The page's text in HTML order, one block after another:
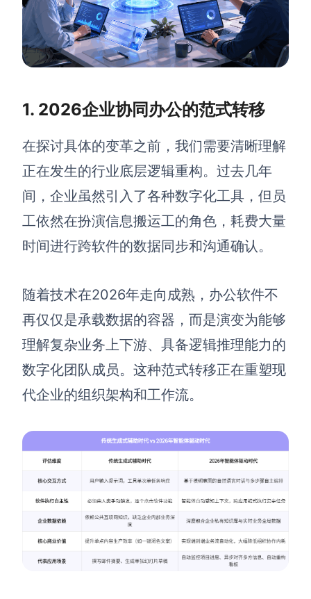
涂鸦画板
敏捷实践
客户旅程图
路线图
ER图
数据流图
情绪板
查看所有场景
AI创作
AI生成思维导图
AI生成用户旅程图
AI生成组织结构图
战略与流程设计
AI生成SWOT分析
AI生成PEST分析
AI生成平衡计分卡
AI生成时间管理四象限
AI生成胜任力模型
1. 2026企业协同办公的范式转移
在探讨具体的变革之前，我们需要清晰理解
正在发生的行业底层逻辑重构。过去几年
间，企业虽然引入了各种数字化工具，但员
工依然在扮演信息搬运工的角色，耗费大量
时间进行跨软件的数据同步和沟通确认。
随着技术在2026年走向成熟，办公软件不
再仅仅是承载数据的容器，而是演变为能够
理解复杂业务上下游、具备逻辑推理能力的
数字化团队成员。这种范式转移正在重塑现
代企业的组织架构和工作流。